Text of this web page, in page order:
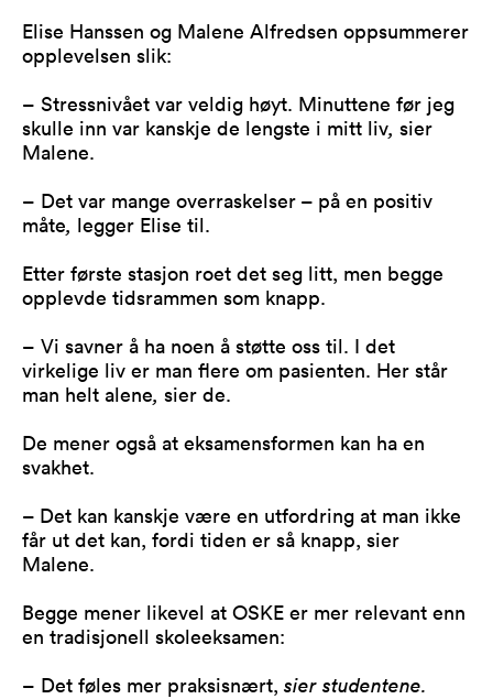
Elise Hanssen og Malene Alfredsen oppsummerer
opplevelsen slik:
– Stressnivået var veldig høyt. Minuttene før jeg
skulle inn var kanskje de lengste i mitt liv, sier
Malene.
– Det var mange overraskelser – på en positiv
måte, legger Elise til.
Etter første stasjon roet det seg litt, men begge
opplevde tidsrammen som knapp.
– Vi savner å ha noen å støtte oss til. I det
virkelige liv er man flere om pasienten. Her står
man helt alene, sier de.
De mener også at eksamensformen kan ha en
svakhet.
– Det kan kanskje være en utfordring at man ikke
får ut det kan, fordi tiden er så knapp, sier
Malene.
Begge mener likevel at OSKE er mer relevant enn
en tradisjonell skoleeksamen:
– Det føles mer praksisnært, sier studentene.